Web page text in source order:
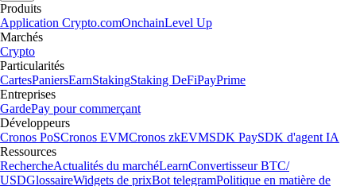
Produits
Application Crypto.comOnchainLevel Up
Marchés
Crypto
Particularités
CartesPaniersEarnStakingStaking DeFiPayPrime
Entreprises
GardePay pour commerçant
Développeurs
Cronos PoSCronos EVMCronos zkEVMSDK PaySDK d'agent IA
Ressources
RechercheActualités du marchéLearnConvertisseur BTC/
USDGlossaireWidgets de prixBot telegramPolitique en matière de